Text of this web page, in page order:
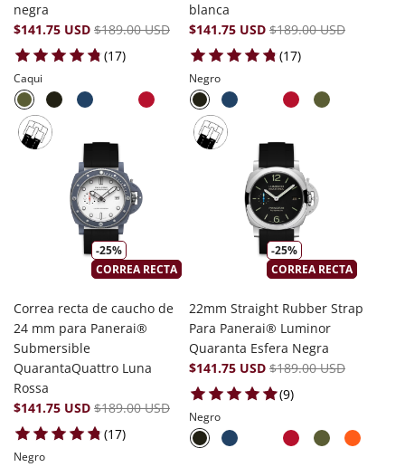
negra
$141.75 USD $189.00 USD
(17)17 total reviews
Caqui
blanca
$141.75 USD $189.00 USD
(17)17 total reviews
Negro
-25%
CORREA RECTA
Correa recta de caucho de
24 mm para Panerai®
Submersible
QuarantaQuattro Luna
Rossa
$141.75 USD $189.00 USD
(17)17 total reviews
Negro
-25%
CORREA RECTA
22mm Straight Rubber Strap
Para Panerai® Luminor
Quaranta Esfera Negra
$141.75 USD $189.00 USD
(9)9 total reviews
Negro